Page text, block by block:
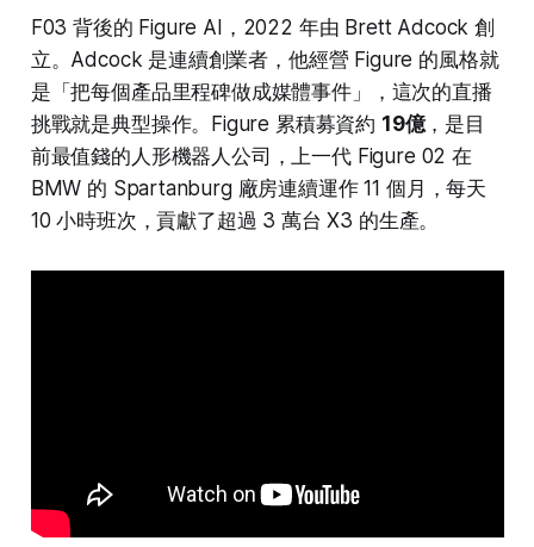
F03 背後的 Figure AI，2022 年由 Brett Adcock 創
立。Adcock 是連續創業者，他經營 Figure 的風格就
是「把每個產品里程碑做成媒體事件」，這次的直播
挑戰就是典型操作。Figure 累積募資約 19億，是目
前最值錢的人形機器人公司，上一代 Figure 02 在
BMW 的 Spartanburg 廠房連續運作 11 個月，每天
10 小時班次，貢獻了超過 3 萬台 X3 的生產。